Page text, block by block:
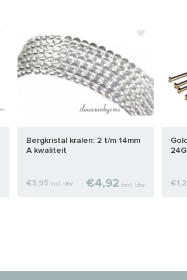
Bergkristal kralen: 2 t/m 14mm
A kwaliteit
€5,95 Incl. btw €4,92 Excl. btw